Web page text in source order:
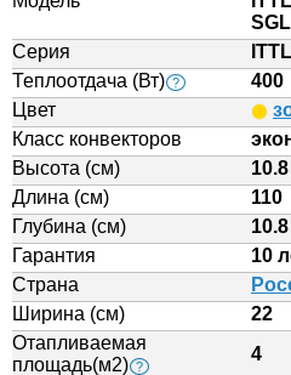
Серия
Теплоотдача (Вт) ?
400
Цвет
Класс конвекторов
Высота (см)
10.8
Длина (см)
110
Глубина (см)
10.8
Гарантия
10
Страна
Ширина (см)
22
Отапливаемая
площадь(м2) ?
4